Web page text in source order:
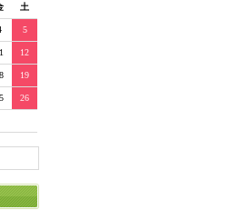
土
5
12
19
26